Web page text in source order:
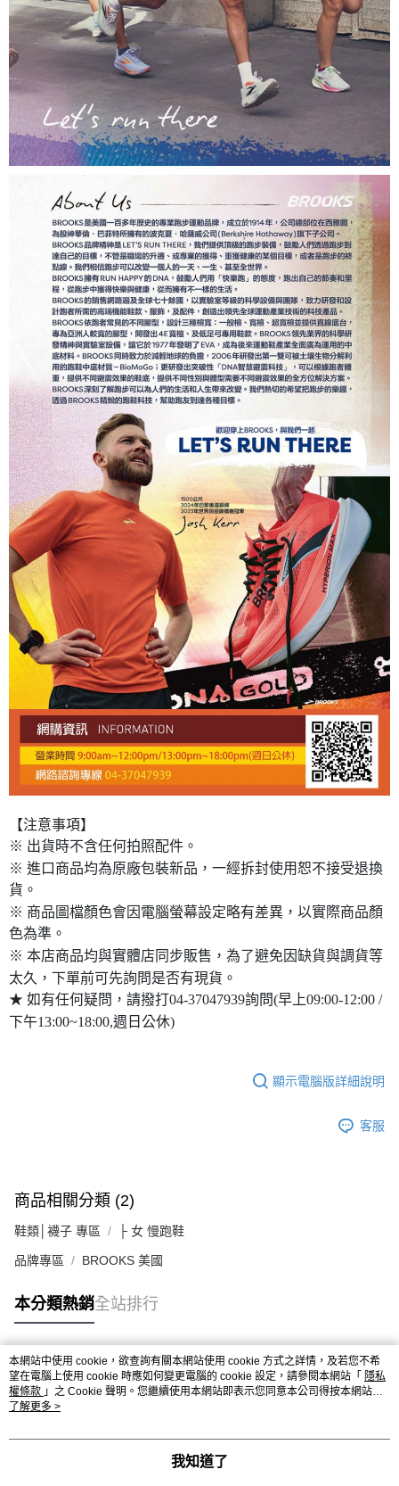
【注意事項】
※ 出貨時不含任何拍照配件。
※ 進口商品均為原廠包裝新品，一經拆封使用恕不接受退換
貨。
※ 商品圖檔顏色會因電腦螢幕設定略有差異，以實際商品顏
色為準。
※ 本店商品均與實體店同步販售，為了避免因缺貨與調貨等
太久，下單前可先詢問是否有現貨。
★ 如有任何疑問，請撥打04-37047939詢問(早上09:00-12:00 /
下午13:00~18:00,週日公休)
顯示電腦版詳細說明
客服
商品相關分類 (2)
鞋類│襪子 專區 ├ 女 慢跑鞋
品牌專區 BROOKS 美國
本分類熱銷全站排行
熱門標籤
本網站中使用 cookie，欲查詢有關本網站使用 cookie 方式之詳情，及若您不希
望在電腦上使用 cookie 時應如何變更電腦的 cookie 設定，請參閱本網站「 隱私
權條款 」之 Cookie 聲明。您繼續使用本網站即表示您同意本公司得按本網站使
用條款之 Cookie 聲明使用 cookie。
了解更多 >
我知道了